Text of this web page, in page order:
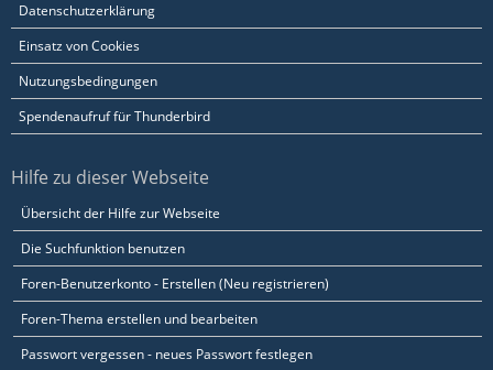
Datenschutzerklärung
Einsatz von Cookies
Nutzungsbedingungen
Spendenaufruf für Thunderbird
Hilfe zu dieser Webseite
Übersicht der Hilfe zur Webseite
Die Suchfunktion benutzen
Foren-Benutzerkonto - Erstellen (Neu registrieren)
Foren-Thema erstellen und bearbeiten
Passwort vergessen - neues Passwort festlegen